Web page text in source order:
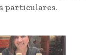
particulares.